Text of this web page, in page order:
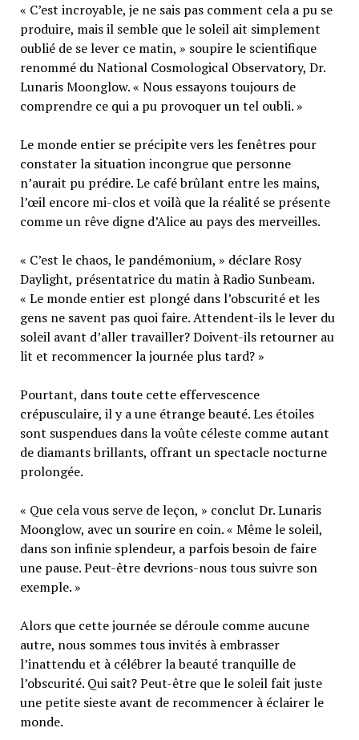
« C’est incroyable, je ne sais pas comment cela a pu se
produire, mais il semble que le soleil ait simplement
oublié de se lever ce matin, » soupire le scientifique
renommé du National Cosmological Observatory, Dr.
Lunaris Moonglow. « Nous essayons toujours de
comprendre ce qui a pu provoquer un tel oubli. »
Le monde entier se précipite vers les fenêtres pour
constater la situation incongrue que personne
n’aurait pu prédire. Le café brûlant entre les mains,
l’œil encore mi-clos et voilà que la réalité se présente
comme un rêve digne d’Alice au pays des merveilles.
« C’est le chaos, le pandémonium, » déclare Rosy
Daylight, présentatrice du matin à Radio Sunbeam.
« Le monde entier est plongé dans l’obscurité et les
gens ne savent pas quoi faire. Attendent-ils le lever du
soleil avant d’aller travailler? Doivent-ils retourner au
lit et recommencer la journée plus tard? »
Pourtant, dans toute cette effervescence
crépusculaire, il y a une étrange beauté. Les étoiles
sont suspendues dans la voûte céleste comme autant
de diamants brillants, offrant un spectacle nocturne
prolongée.
« Que cela vous serve de leçon, » conclut Dr. Lunaris
Moonglow, avec un sourire en coin. « Même le soleil,
dans son infinie splendeur, a parfois besoin de faire
une pause. Peut-être devrions-nous tous suivre son
exemple. »
Alors que cette journée se déroule comme aucune
autre, nous sommes tous invités à embrasser
l’inattendu et à célébrer la beauté tranquille de
l’obscurité. Qui sait? Peut-être que le soleil fait juste
une petite sieste avant de recommencer à éclairer le
monde.